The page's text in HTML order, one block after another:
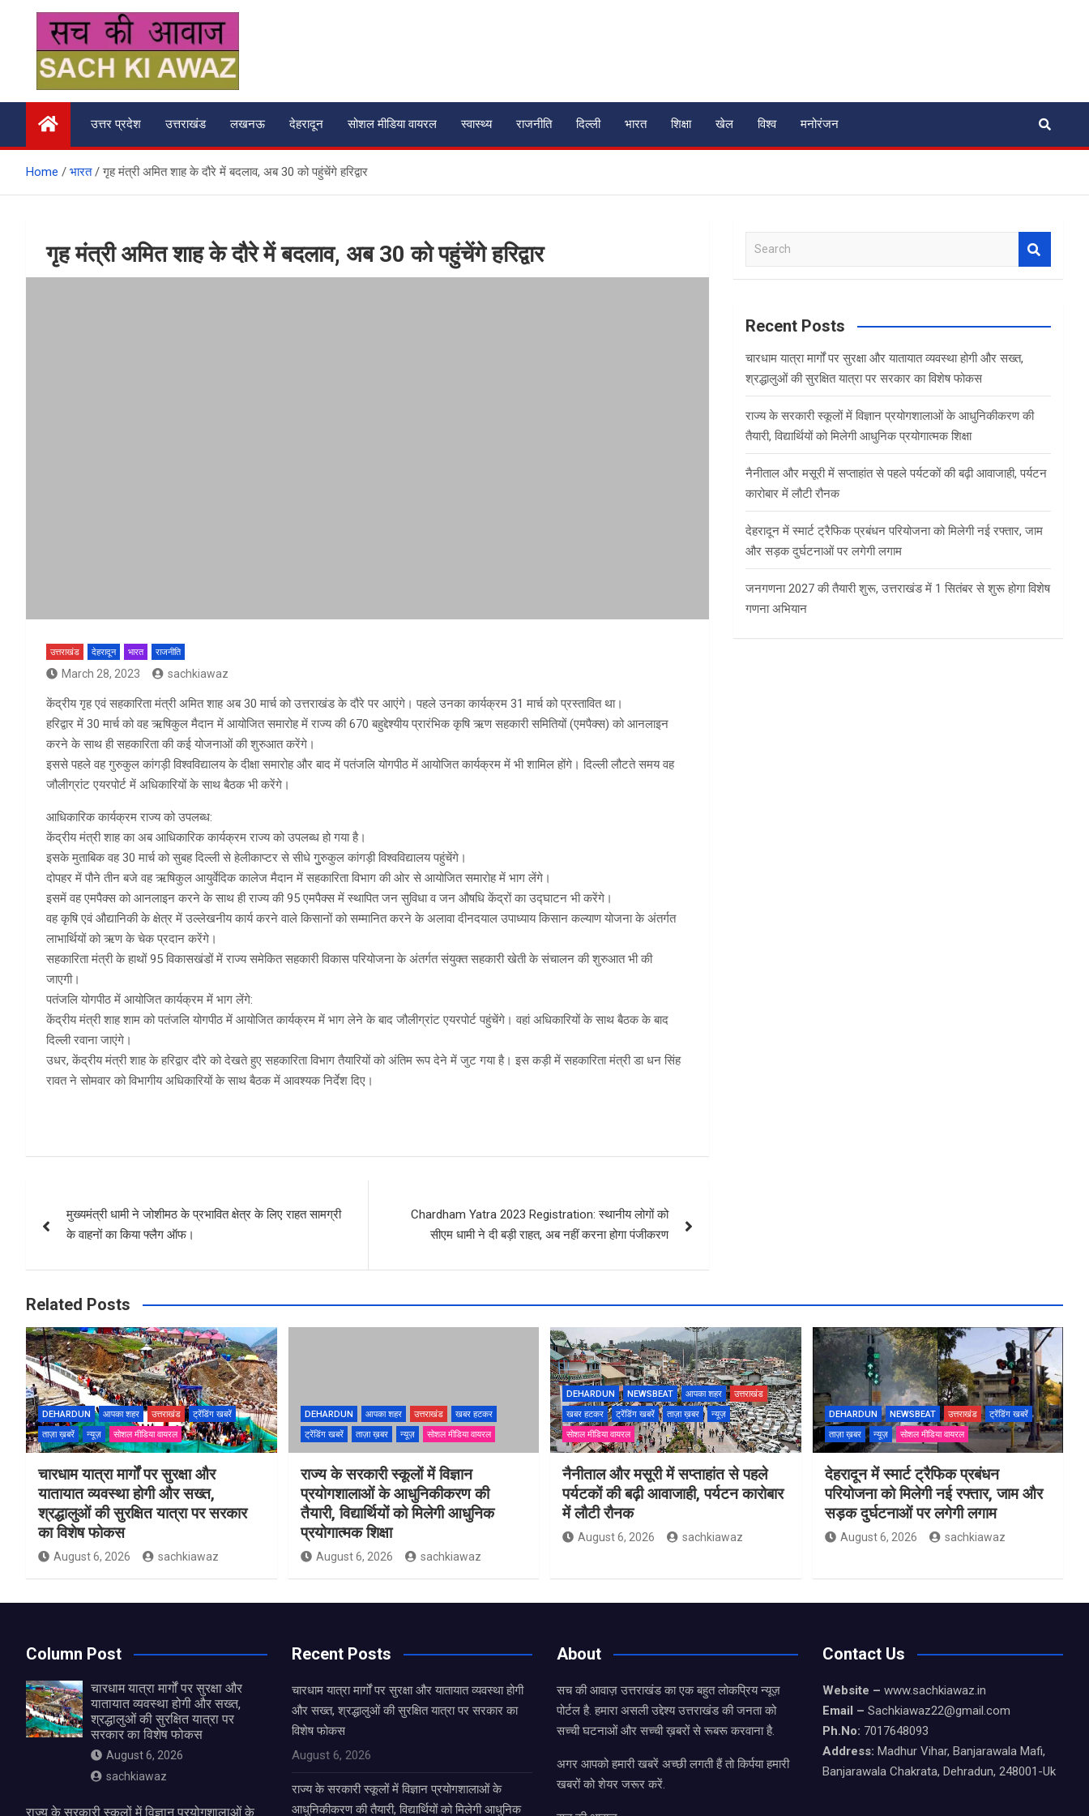
content
सच की आवाज
उत्तर प्रदेश उत्तराखंड लखनऊ देहरादून सोशल मीडिया वायरल स्वास्थ्य राजनीति दिल्ली भारत शिक्षा खेल विश्व मनोरंजन
Home भारत गृह मंत्री अमित शाह के दौरे में बदलाव, अब 30 को पहुंचेंगे हरिद्वार
गृह मंत्री अमित शाह के दौरे में बदलाव, अब 30 को पहुंचेंगे हरिद्वार
उत्तराखंड देहरादून भारत राजनीति
March 28, 2023 sachkiawaz
केंद्रीय गृह एवं सहकारिता मंत्री अमित शाह अब 30 मार्च को उत्तराखंड के दौरे पर आएंगे। पहले उनका कार्यक्रम 31 मार्च को प्रस्तावित था।
हरिद्वार में 30 मार्च को वह ऋषिकुल मैदान में आयोजित समारोह में राज्य की 670 बहुद्देश्यीय प्रारंभिक कृषि ऋण सहकारी समितियों (एमपैक्स) को आनलाइन
करने के साथ ही सहकारिता की कई योजनाओं की शुरुआत करेंगे।
इससे पहले वह गुरुकुल कांगड़ी विश्वविद्यालय के दीक्षा समारोह और बाद में पतंजलि योगपीठ में आयोजित कार्यक्रम में भी शामिल होंगे। दिल्ली लौटते समय वह
जौलीग्रांट एयरपोर्ट में अधिकारियों के साथ बैठक भी करेंगे।
आधिकारिक कार्यक्रम राज्य को उपलब्ध:
केंद्रीय मंत्री शाह का अब आधिकारिक कार्यक्रम राज्य को उपलब्ध हो गया है।
इसके मुताबिक वह 30 मार्च को सुबह दिल्ली से हेलीकाप्टर से सीधे गुुरुकुल कांगड़ी विश्वविद्यालय पहुंचेंगे।
दोपहर में पौने तीन बजे वह ऋषिकुल आयुर्वेदिक कालेज मैदान में सहकारिता विभाग की ओर से आयोजित समारोह में भाग लेंगे।
इसमें वह एमपैक्स को आनलाइन करने के साथ ही राज्य की 95 एमपैक्स में स्थापित जन सुविधा व जन औषधि केंद्रों का उद्घाटन भी करेंगे।
वह कृषि एवं औद्यानिकी के क्षेत्र में उल्लेखनीय कार्य करने वाले किसानों को सम्मानित करने के अलावा दीनदयाल उपाध्याय किसान कल्याण योजना के अंतर्गत
लाभार्थियों को ऋण के चेक प्रदान करेंगे।
सहकारिता मंत्री के हाथों 95 विकासखंडों में राज्य समेकित सहकारी विकास परियोजना के अंतर्गत संयुक्त सहकारी खेती के संचालन की शुरुआत भी की
जाएगी।
पतंजलि योगपीठ में आयोजित कार्यक्रम में भाग लेंगे:
केंद्रीय मंत्री शाह शाम को पतंजलि योगपीठ में आयोजित कार्यक्रम में भाग लेने के बाद जौलीग्रांट एयरपोर्ट पहुंचेंगे। वहां अधिकारियों के साथ बैठक के बाद
दिल्ली रवाना जाएंगे।
उधर, केंद्रीय मंत्री शाह के हरिद्वार दौरे को देखते हुए सहकारिता विभाग तैयारियों को अंतिम रूप देने में जुट गया है। इस कड़ी में सहकारिता मंत्री डा धन सिंह
रावत ने सोमवार को विभागीय अधिकारियों के साथ बैठक में आवश्यक निर्देश दिए।
navigation
मुख्यमंत्री धामी ने जोशीमठ के प्रभावित क्षेत्र के लिए राहत सामग्री
के वाहनों का किया फ्लैग ऑफ।
Chardham Yatra 2023 Registration: स्‍थानीय लोगों को
सीएम धामी ने दी बड़ी राहत, अब नहीं करना होगा पंजीकरण
a
c
Recent Posts
चारधाम यात्रा मार्गों पर सुरक्षा और यातायात व्यवस्था होगी और सख्त,
श्रद्धालुओं की सुरक्षित यात्रा पर सरकार का विशेष फोकस
राज्य के सरकारी स्कूलों में विज्ञान प्रयोगशालाओं के आधुनिकीकरण की
तैयारी, विद्यार्थियों को मिलेगी आधुनिक प्रयोगात्मक शिक्षा
नैनीताल और मसूरी में सप्ताहांत से पहले पर्यटकों की बढ़ी आवाजाही, पर्यटन
कारोबार में लौटी रौनक
देहरादून में स्मार्ट ट्रैफिक प्रबंधन परियोजना को मिलेगी नई रफ्तार, जाम
और सड़क दुर्घटनाओं पर लगेगी लगाम
जनगणना 2027 की तैयारी शुरू, उत्तराखंड में 1 सितंबर से शुरू होगा विशेष
गणना अभियान
Related Posts
DEHARDUN आपका शहर उत्तराखंड
ट्रेंडिंग खबरें
ताज़ा ख़बरें
न्यूज़ सोशल मीडिया वायरल
चारधाम यात्रा मार्गों पर सुरक्षा और
यातायात व्यवस्था होगी और सख्त,
श्रद्धालुओं की सुरक्षित यात्रा पर सरकार
का विशेष फोकस
August 6, 2026 sachkiawaz
DEHARDUN आपका शहर उत्तराखंड
खबर हटकर
ट्रेंडिंग खबरें
ताज़ा ख़बर न्यूज़ सोशल मीडिया वायरल
राज्य के सरकारी स्कूलों में विज्ञान
प्रयोगशालाओं के आधुनिकीकरण की
तैयारी, विद्यार्थियों को मिलेगी आधुनिक
प्रयोगात्मक शिक्षा
August 6, 2026 sachkiawaz
DEHARDUN NEWSBEAT आपका शहर
उत्तराखंड
खबर हटकर
ट्रेंडिंग खबरें ताज़ा ख़बर
न्यूज़
सोशल मीडिया वायरल
नैनीताल और मसूरी में सप्ताहांत से पहले
पर्यटकों की बढ़ी आवाजाही, पर्यटन कारोबार
में लौटी रौनक
August 6, 2026 sachkiawaz
DEHARDUN NEWSBEAT उत्तराखंड
ट्रेंडिंग खबरें
ताज़ा ख़बर
न्यूज़ सोशल मीडिया वायरल
देहरादून में स्मार्ट ट्रैफिक प्रबंधन
परियोजना को मिलेगी नई रफ्तार, जाम और
सड़क दुर्घटनाओं पर लगेगी लगाम
August 6, 2026 sachkiawaz
Column Post
चारधाम यात्रा मार्गों पर सुरक्षा और
यातायात व्यवस्था होगी और सख्त,
श्रद्धालुओं की सुरक्षित यात्रा पर
सरकार का विशेष फोकस
August 6, 2026
sachkiawaz
राज्य के सरकारी स्कूलों में विज्ञान प्रयोगशालाओं के
Recent Posts
चारधाम यात्रा मार्गों पर सुरक्षा और यातायात व्यवस्था होगी
और सख्त, श्रद्धालुओं की सुरक्षित यात्रा पर सरकार का
विशेष फोकस
August 6, 2026
राज्य के सरकारी स्कूलों में विज्ञान प्रयोगशालाओं के
आधुनिकीकरण की तैयारी, विद्यार्थियों को मिलेगी आधुनिक
About
सच की आवाज़ उत्तराखंड का एक बहुत लोकप्रिय न्यूज़
पोर्टल है. हमारा असली उद्देश्य उत्तराखंड की जनता को
सच्ची घटनाओं और सच्ची ख़बरों से रूबरू करवाना है.
अगर आपको हमारी खबरें अच्छी लगती हैं तो किर्पया हमारी
खबरों को शेयर जरूर करें.
Contact Us
Website – www.sachkiawaz.in
Email – Sachkiawaz22@gmail.com
Ph.No: 7017648093
Address: Madhur Vihar, Banjarawala Mafi,
Banjarawala Chakrata, Dehradun, 248001-Uk